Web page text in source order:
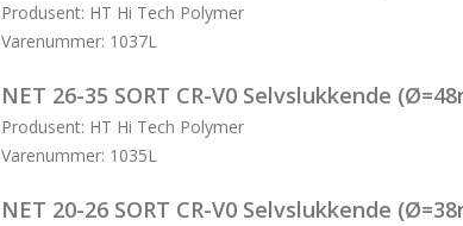
Produsent: HT Hi Tech Polymer
Varenummer: 1037L
NET 26-35 SORT CR-V0 Selvslukkende
Produsent: HT Hi Tech Polymer
Varenummer: 1035L
NET 20-26 SORT CR-V0 Selvslukkende